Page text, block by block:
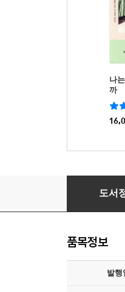
나
까
나를 사랑하
도서
품목정보
발행